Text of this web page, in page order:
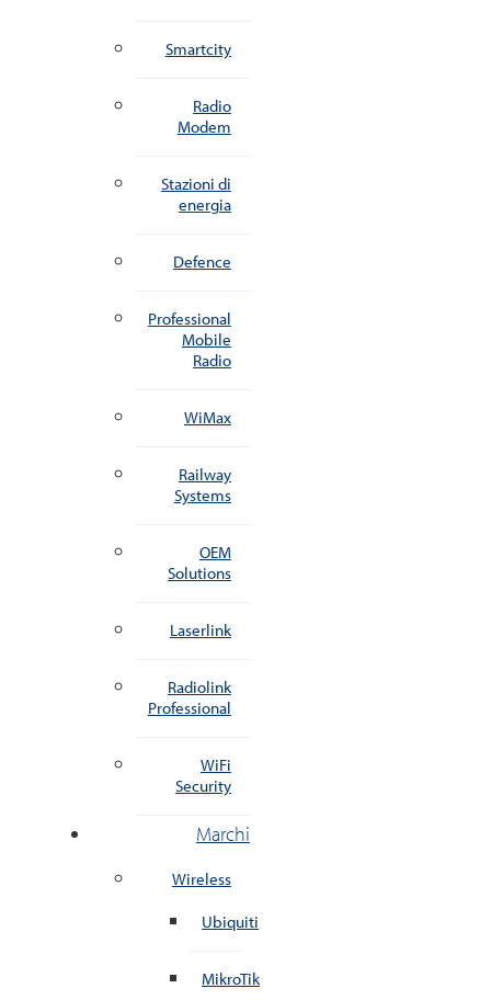
Smartcity
Radio
Modem
Stazioni di
energia
Defence
Professional
Mobile
Radio
WiMax
Railway
Systems
OEM
Solutions
Laserlink
Radiolink
Professional
WiFi
Security
Marchi
Wireless
Ubiquiti
MikroTik